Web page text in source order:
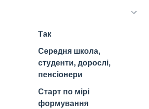
Так
Середня школа,
студенти, дорослі,
пенсіонери
Старт по мірі
формування